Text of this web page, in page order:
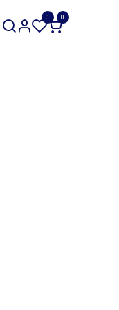
0 0